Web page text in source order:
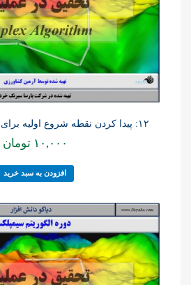
۱۲: پیدا کردن نقطه شروع اولیه برای الگوریتم سیمپلکس
۱۰,۰۰۰ تومان
افزودن به سبد خرید